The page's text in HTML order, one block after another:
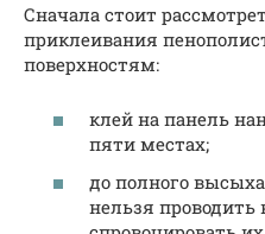
Сначала стоит
приклеивания
поверхностям:
клей на панель
пяти местах;
до полного
нельзя проводить